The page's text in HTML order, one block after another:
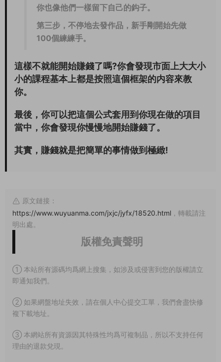
你也像他們一樣留下自己的鈎子。
第三步，不停地去發作品，新手剛開始先做
100個練練手。
這樣不就能開始賺錢了嗎?你會發現市面上大大小
小的課程基本上都是按照這個框架的内容來教
你。
最後，你可以把這個公式套用到你現在做的項目
當中，你會發現你慢慢地開始賺錢了。
其實，賺錢就是把簡單的事情做到極緻!
原文鏈接：
https://www.wuyuanma.com/jxjc/jyfx/18520.html ，轉載請注
明出處。
版權免責聲明
① 本站所有源碼均爲網上搜集，如涉及或侵害到您的版權請立
即通知我們。
② 如果網盤地址失效，請在個人中心提交工單，我們會盡快修
複下載地址。
③ 本網站所有資源因其特殊性均爲可複制品，所以不支持任何
理由的退款兌現。